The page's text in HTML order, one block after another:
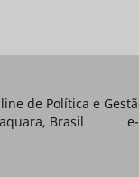
de Política e
Brasil e-